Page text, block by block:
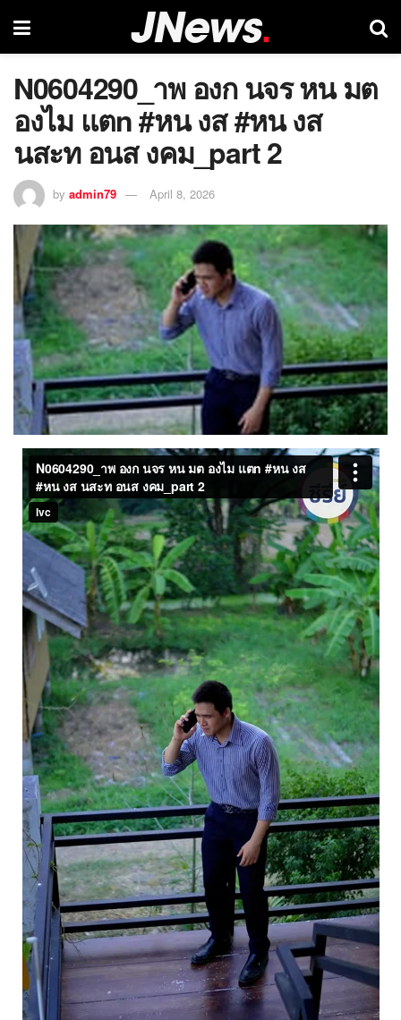
N0604290_าพ องก นจร หน มต
องไม แตn #หน งส #หน งส
นสะท อนส งคม_part 2
by admin79 April 8, 2026